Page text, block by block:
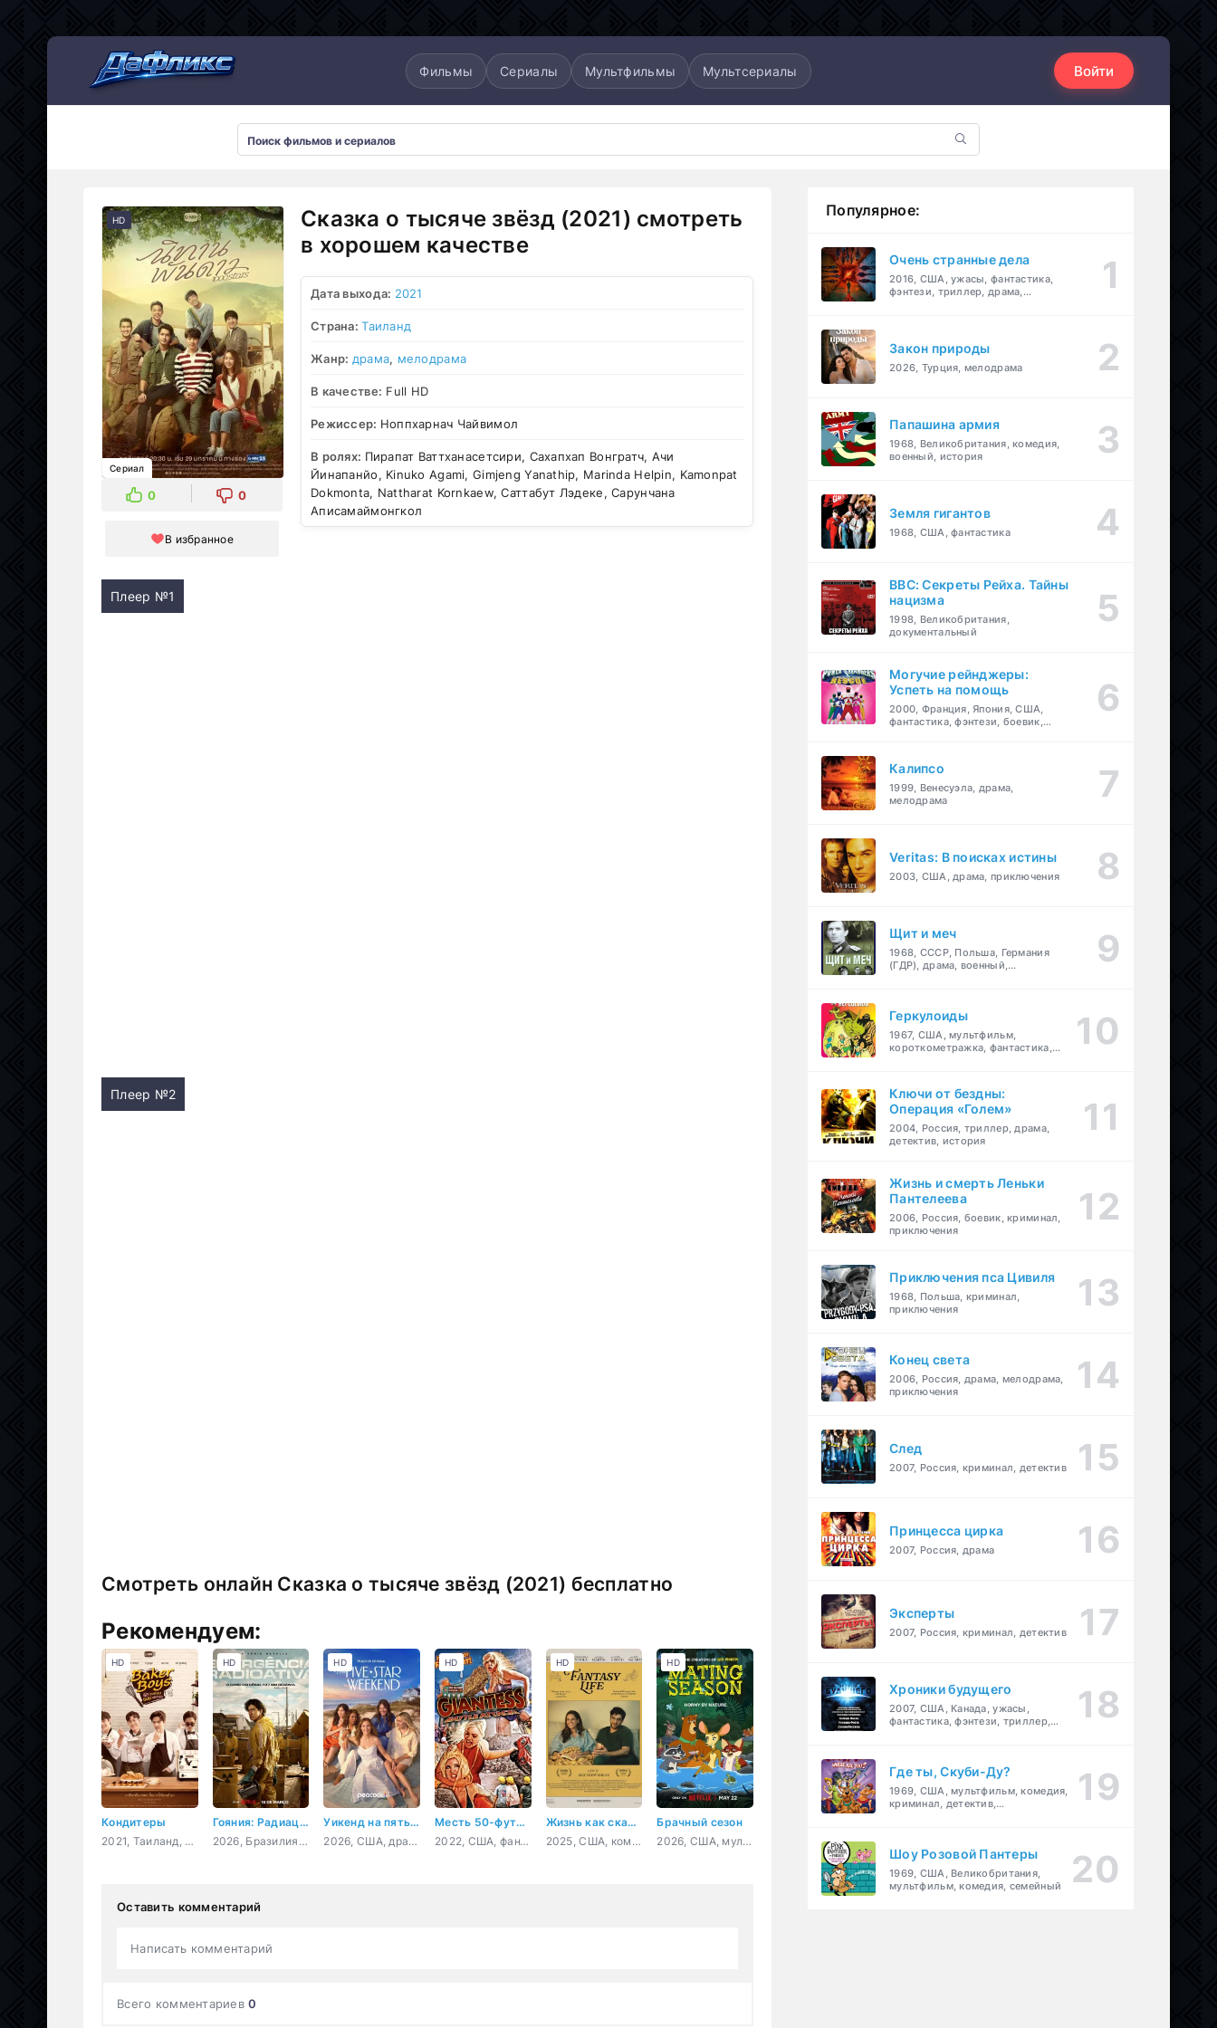
Фильмы Сериалы Мультфильмы Мультсериалы Войти
HD
Сериал
0 0
В избранное
Сказка о тысяче звёзд (2021) смотреть
в хорошем качестве
Дата выхода: 2021
Страна:Таиланд
Жанр: драма, мелодрама
В качестве: Full HD
Режиссер: Ноппхарнач Чайвимол
В ролях: Пирапат Ваттханасетсири, Сахапхап Вонгратч, Ачи
Йинапанйо, Kinuko Agami, Gimjeng Yanathip, Marinda Helpin, Kamonpat
Dokmonta, Nattharat Kornkaew, Саттабут Лэдеке, Сарунчана
Аписамаймонгкол
Плеер №1
Плеер №2
Смотреть онлайн Сказка о тысяче звёзд (2021) бесплатно
Рекомендуем:
Кондитеры
2021, Таиланд, триллер, мелодрама, комедия
HD
Гояния: Радиационная авария
2026, Бразилия, триллер, драма, история
HD
Уикенд на пять звёзд
2026, США, драма
HD
Месть 50-футовой вебкамщицы
2022, США, фантастика, фэнтези, комедия
HD
Жизнь как сказка
2025, США, комедия
HD
Брачный сезон
2026, США, мультфильм, мелодрама, комедия
HD
Оставить комментарий
Написать комментарий
Всего комментариев0
Популярное:
Очень странные дела
2016, США, ужасы, фантастика,
фэнтези, триллер, драма,
Закон природы
2026, Турция, мелодрама
Папашина армия
1968, Великобритания, комедия,
военный, история
Земля гигантов
1968, США, фантастика
BBC: Секреты Рейха. Тайны
нацизма
1998, Великобритания,
документальный
Могучие рейнджеры:
Успеть на помощь
2000, Франция, Япония, США,
фантастика, фэнтези, боевик,
Калипсо
1999, Венесуэла, драма,
мелодрама
Veritas: В поисках истины
2003, США, драма, приключения
Щит и меч
1968, СССР, Польша, Германия
(ГДР), драма, военный,
Геркулоиды
1967, США, мультфильм,
короткометражка, фантастика,
Ключи от бездны:
Операция «Голем»
2004, Россия, триллер, драма,
детектив, история
Жизнь и смерть Леньки
Пантелеева
2006, Россия, боевик, криминал,
приключения
Приключения пса Цивиля
1968, Польша, криминал,
приключения
Конец света
2006, Россия, драма, мелодрама,
приключения
След
2007, Россия, криминал, детектив
Принцесса цирка
2007, Россия, драма
Эксперты
2007, Россия, криминал, детектив
Хроники будущего
2007, США, Канада, ужасы,
фантастика, фэнтези, триллер,
Где ты, Скуби-Ду?
1969, США, мультфильм, комедия,
криминал, детектив,
Шоу Розовой Пантеры
1969, США, Великобритания,
мультфильм, комедия, семейный
Мультсериалы